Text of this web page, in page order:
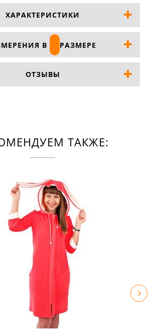
ХАРАКТЕРИСТИКИ
В РАЗМЕРЕ
ОТЗЫВЫ
ТАКЖЕ: